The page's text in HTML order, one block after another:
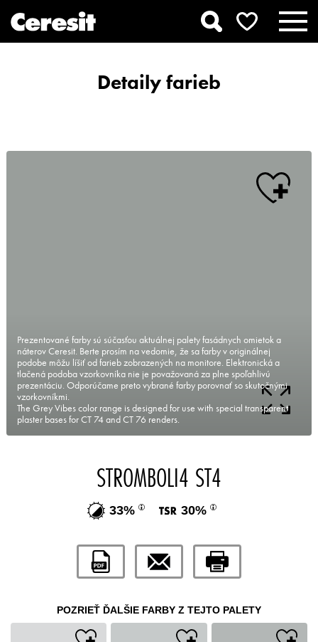
Detaily farieb
Prezentované farby sú súčasťou aktuálnej palety fasádnych omietok a
náterov Ceresit. Berte prosím na vedomie, že sa farby v originálnej
podobe môžu líšiť od farieb zobrazených na monitore. Elektronická a
tlačená podoba vzorkovníka nie je považovaná za plne spoľahlivú
prezentáciu. Odporúčame preto vybrané farby porovnať so skutočnými
vzorkovníkmi.
The Grey Vibes color range is designed for use with special transparent
plaster bases for CT 74 and CT 76 renders.
STROMBOLI4 ST4
33% 30%
POZRIEŤ ĎALŠIE FARBY Z TEJTO PALETY